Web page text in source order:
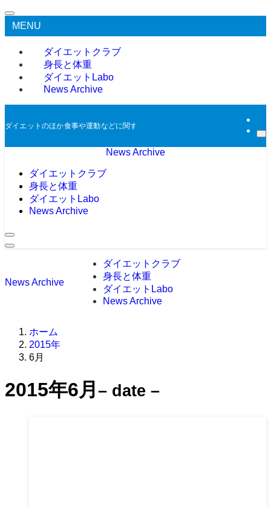
MENU
ダイエットクラブ
身長と体重
ダイエットLabo
News Archive
ダイエットのほか食事や運動などに関する過去のニュースをアーカイブとして
News Archive
ダイエットクラブ
身長と体重
ダイエットLabo
News Archive
News Archive
ダイエットクラブ
身長と体重
ダイエットLabo
News Archive
ホーム
2015年
6月
2015年6月 – date –